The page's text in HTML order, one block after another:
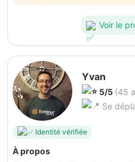
Voir le
Yvan
5/5 (45
Se
Identité vérifiée
À propos